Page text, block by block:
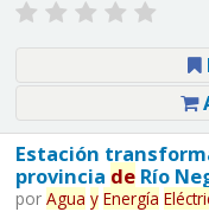
Estación
provincia deRío
por Agua y Energía